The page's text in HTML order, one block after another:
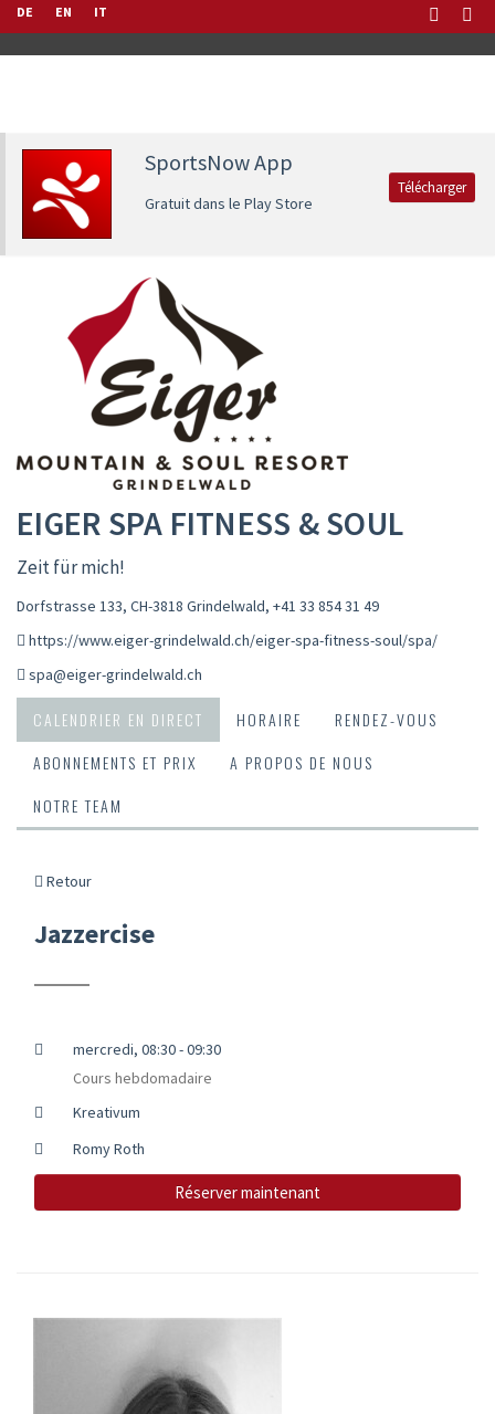
DE EN IT
SportsNow App
Gratuit dans le Play Store
Télécharger
EIGER SPA FITNESS & SOUL
Zeit für mich!
Dorfstrasse 133, CH-3818 Grindelwald, +41 33 854 31 49
https://www.eiger-grindelwald.ch/eiger-spa-fitness-soul/spa/
spa@eiger-grindelwald.ch
CALENDRIER EN DIRECT HORAIRE
RENDEZ-VOUS
ABONNEMENTS ET PRIX
A PROPOS DE NOUS
NOTRE TEAM
Retour
Jazzercise
mercredi, 08:30 - 09:30
Cours hebdomadaire
Kreativum
Romy Roth
Réserver maintenant